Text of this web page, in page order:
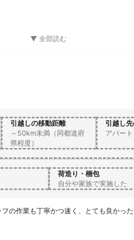
遣いもきちんとされてて、
いたら、
さんを勧めます。
引越しの移動距離
～50km未満（同都道府
県程度）
引越し
アパー
荷造り・梱包
自分や家族で実施した
の作業も丁寧かつ速く、とても良かっ